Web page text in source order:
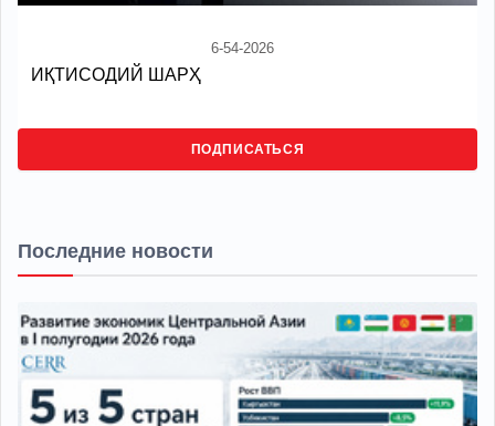
6-54-2026
ИҚТИСОДИЙ ШАРҲ
ПОДПИСАТЬСЯ
Последние новости